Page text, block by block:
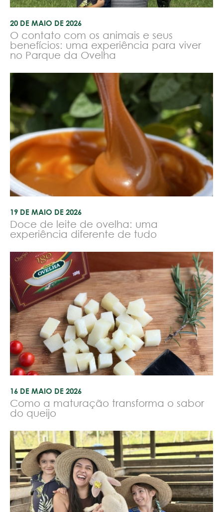
20 DE MAIO DE 2026
O contato com os animais e seus
benefícios: uma experiência para viver
no Parque da Ovelha
19 DE MAIO DE 2026
Doce de leite de ovelha: uma
experiência diferente de tudo
16 DE MAIO DE 2026
Como a maturação transforma o sabor
do queijo